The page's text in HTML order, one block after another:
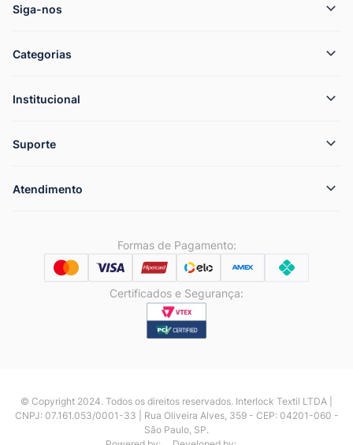
Siga-nos
Categorias
Institucional
Suporte
Atendimento
Formas de Pagamento:
Certificados e Segurança:
© Copyright 2024. Todos os direitos reservados. Interlock Textil LTDA |
CNPJ: 07.161.053/0001-33 | Rua Oliveira Alves, 359 - CEP: 04201-060 -
São Paulo, SP.